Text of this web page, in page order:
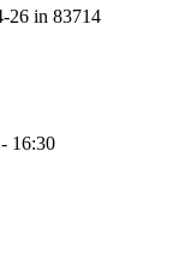
26 in 83714
16:30